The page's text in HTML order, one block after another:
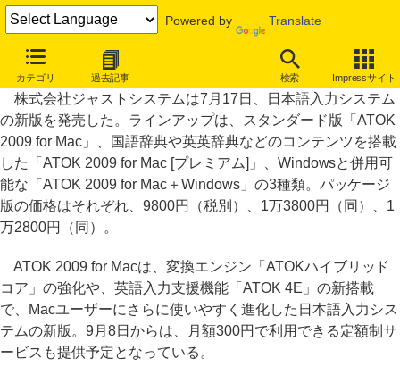
Powered by Translate
カテゴリ 過去記事 検索 Impressサイト
Mac用ATOK 2009が発売、「Snow Leopard」上の動作も問題なし
株式会社ジャストシステムは7月17日、日本語入力システム
の新版を発売した。ラインアップは、スタンダード版「ATOK
2009 for Mac」、国語辞典や英英辞典などのコンテンツを搭載
した「ATOK 2009 for Mac [プレミアム]」、Windowsと併用可
能な「ATOK 2009 for Mac＋Windows」の3種類。パッケージ
版の価格はそれぞれ、9800円（税別）、1万3800円（同）、1
万2800円（同）。
ATOK 2009 for Macは、変換エンジン「ATOKハイブリッド
コア」の強化や、英語入力支援機能「ATOK 4E」の新搭載
で、Macユーザーにさらに使いやすく進化した日本語入力シス
テムの新版。9月8日からは、月額300円で利用できる定額制サ
ービスも提供予定となっている。